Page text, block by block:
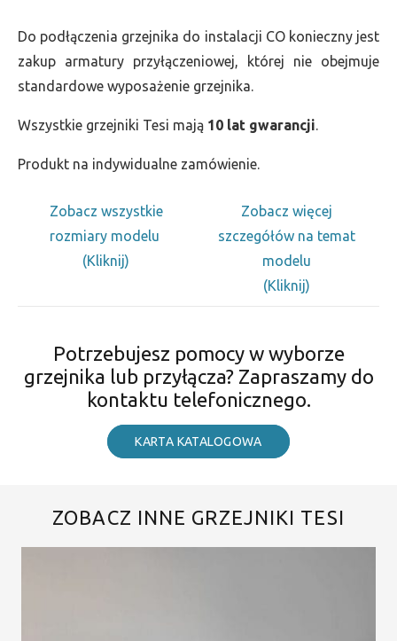
Do podłączenia grzejnika do instalacji CO konieczny jest
zakup armatury przyłączeniowej, której nie obejmuje
standardowe wyposażenie grzejnika.
Wszystkie grzejniki Tesi mają 10 lat gwarancji.
Produkt na indywidualne zamówienie.
Zobacz wszystkie
rozmiary modelu
(Kliknij)
Zobacz więcej
szczegółów na temat
modelu
(Kliknij)
Potrzebujesz pomocy w wyborze
grzejnika lub przyłącza? Zapraszamy do
kontaktu telefonicznego.
KARTA KATALOGOWA
ZOBACZ INNE GRZEJNIKI TESI